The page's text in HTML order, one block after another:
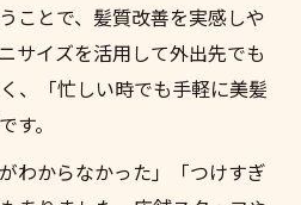
ことで、髪質改善を実感しや
サイズを活用して外出先でも
、「忙しい時でも手軽に美髪
す。
わからなかった」「つけすぎ